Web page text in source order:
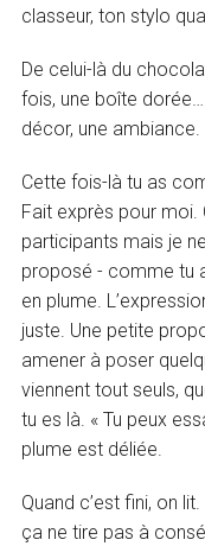
classeur, ton stylo
De celui-là du
fois, une boîte
décor, une ambiance.
Cette fois-là tu as
Fait exprès pour
participants mais je
proposé - comme tu
en plume.
juste. Une petite
amener à poser
viennent tout seuls,
tu es là. « Tu peux
plume est déliée.
Quand c’est fini, on
ça ne tire pas à